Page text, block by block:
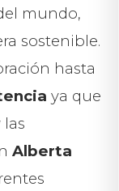
mundo,
sostenible.
hasta
ya que
Alberta